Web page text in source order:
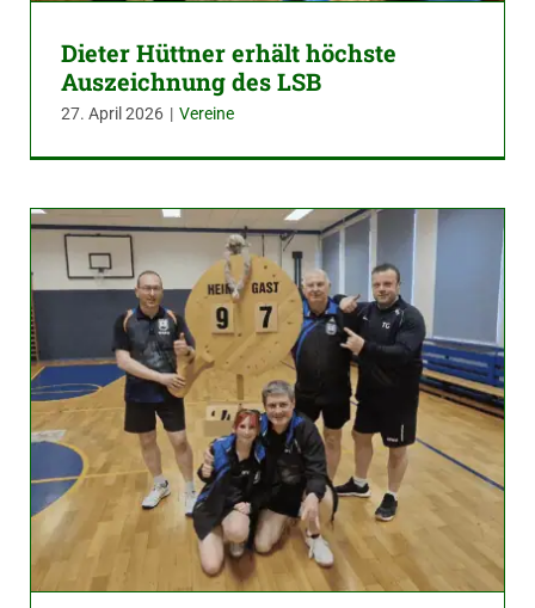
Dieter Hüttner erhält höchste
Auszeichnung des LSB
27. April 2026 | Vereine